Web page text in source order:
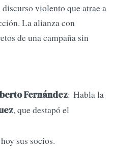
violento que atrae a
La alianza con
de una campaña sin
Fernández: Habla la
, que destapó el
sus socios.